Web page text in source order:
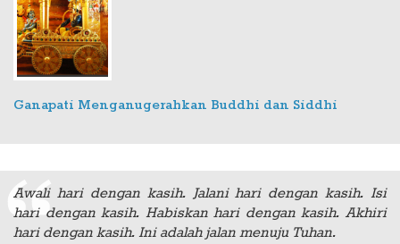
Ganapati Menganugerahkan Buddhi dan Siddhi
Awali hari dengan kasih. Jalani hari dengan kasih. Isi
hari dengan kasih. Habiskan hari dengan kasih. Akhiri
hari dengan kasih. Ini adalah jalan menuju Tuhan.